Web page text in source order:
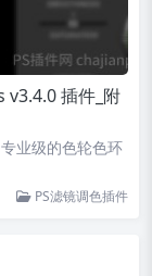
v3.4.0 插件_附
业级的色轮色环
PS滤镜调色插件